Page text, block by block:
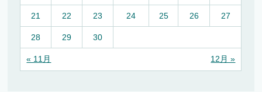
« 11月 12月 »
21 22 23 24 25 26 27
28 29 30